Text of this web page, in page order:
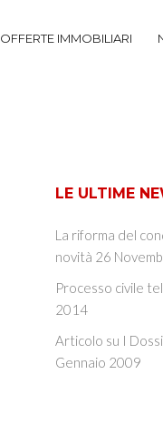
OFFERTE IMMOBILIARI
LE ULTIME
La riforma del
novità 26
Processo civile
2014
Articolo su I
Gennaio 2009